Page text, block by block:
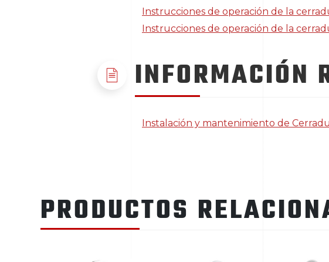
Instrucciones de operación de la
Instrucciones de operación de la
INFORMACIÓN
Instalación y mantenimiento de
PRODUCTOS